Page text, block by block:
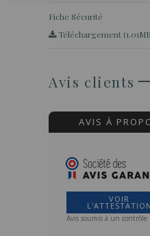
Fiche Sécurité
Téléchargement
Avis clients
AVIS À
VOIR
L'ATTESTATION
Avis soumis à un contrôle